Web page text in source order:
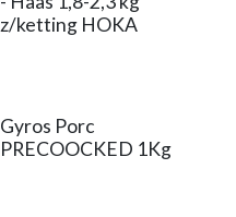
z/ketting HOKA
Gyros Porc
PRECOOCKED 1Kg